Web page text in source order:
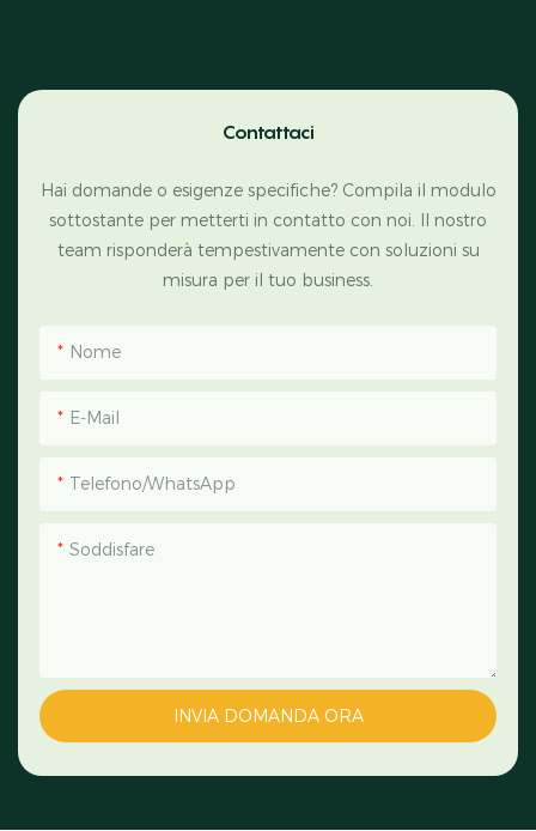
Contattaci
Hai domande o esigenze specifiche? Compila il modulo
sottostante per metterti in contatto con noi. Il nostro
team risponderà tempestivamente con soluzioni su
misura per il tuo business.
Nome
E-Mail
Telefono/WhatsApp
Soddisfare
INVIA DOMANDA ORA